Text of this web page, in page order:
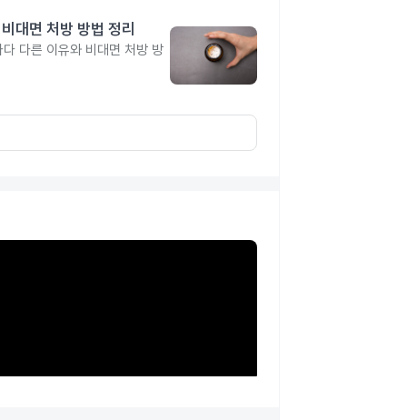
대면 처방 방법 정리
다른 이유와 비대면 처방 방